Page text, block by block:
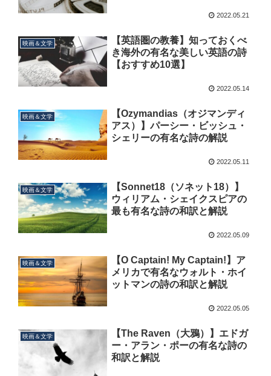
2022.05.21
映画＆文学
【英語圏の教養】知っておくべ
き海外の有名な美しい英語の詩
【おすすめ10選】
2022.05.14
映画＆文学
【Ozymandias（オジマンディ
アス）】パーシー・ビッシュ・
シェリーの有名な詩の解説
2022.05.11
映画＆文学
【Sonnet18（ソネット18）】
ウィリアム・シェイクスピアの
最も有名な詩の和訳と解説
2022.05.09
映画＆文学
【O Captain! My Captain!】ア
メリカで有名なウォルト・ホイ
ットマンの詩の和訳と解説
2022.05.05
映画＆文学
【The Raven（大鴉）】エドガ
ー・アラン・ポーの有名な詩の
和訳と解説